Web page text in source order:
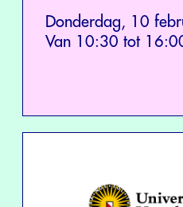
Donderdag, 10
Van 10:30 tot